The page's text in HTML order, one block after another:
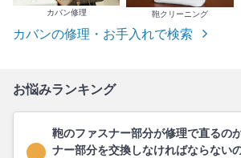
カバン修理 鞄クリーニング
カバンの修理・お手入れで検索
お悩みランキング
鞄のファスナー部分が修理で直るの
ナー部分を交換しなければならない